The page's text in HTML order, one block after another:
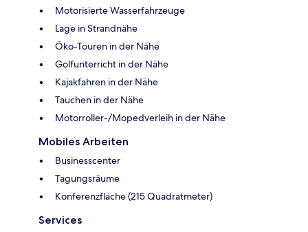
Motorisierte Wasserfahrzeuge
Lage in Strandnähe
Öko-Touren in der Nähe
Golfunterricht in der Nähe
Kajakfahren in der Nähe
Tauchen in der Nähe
Motorroller-/Mopedverleih in der Nähe
Mobiles Arbeiten
Businesscenter
Tagungsräume
Konferenzfläche (215 Quadratmeter)
Services